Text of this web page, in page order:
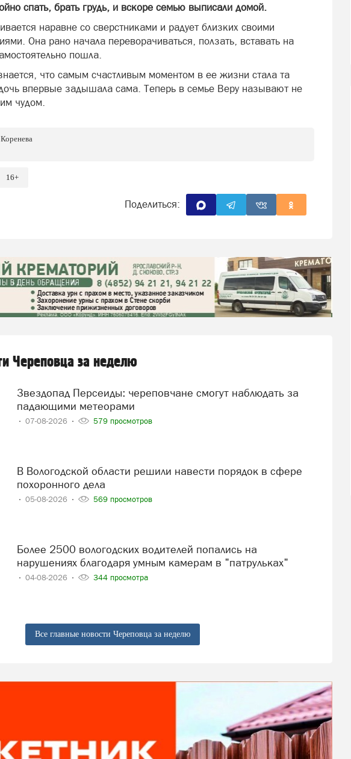
спать, брать грудь, и вскоре семью выписали домой.
наравне со сверстниками и радует близких своими
Она рано начала переворачиваться, ползать, вставать на
пошла.
что самым счастливым моментом в ее жизни стала та
впервые задышала сама. Теперь в семье Веру называют не
чудом.
16+
Поделиться:
Череповца за неделю
Звездопад Персеиды: череповчане смогут наблюдать за
падающими метеорами
07-08-2026 579 просмотров
В Вологодской области решили навести порядок в сфере
похоронного дела
05-08-2026 569 просмотров
Более 2500 вологодских водителей попались на
нарушениях благодаря умным камерам в "патрульках"
04-08-2026 344 просмотра
Все главные новости Череповца за неделю